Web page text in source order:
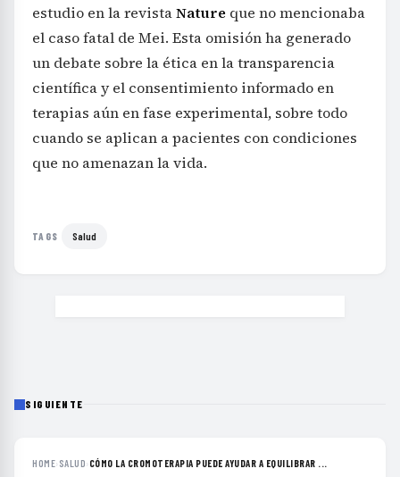
estudio en la revistaNature que no mencionaba
el caso fatal de Mei. Esta omisión ha generado
un debate sobre la ética en la transparencia
científica y el consentimiento informado en
terapias aún en fase experimental, sobre todo
cuando se aplican a pacientes con condiciones
que no amenazan la vida.
TAGS Salud
SIGUIENTE
HOME› SALUD› CÓMO LA CROMOTERAPIA PUEDE AYUDAR A EQUILIBRAR ...